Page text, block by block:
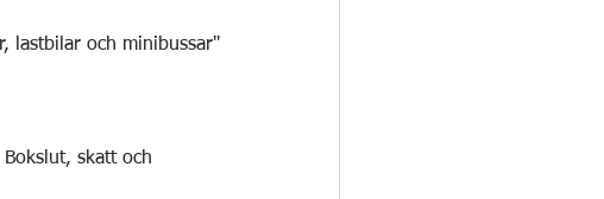
lastbilar och minibussar"
skatt och